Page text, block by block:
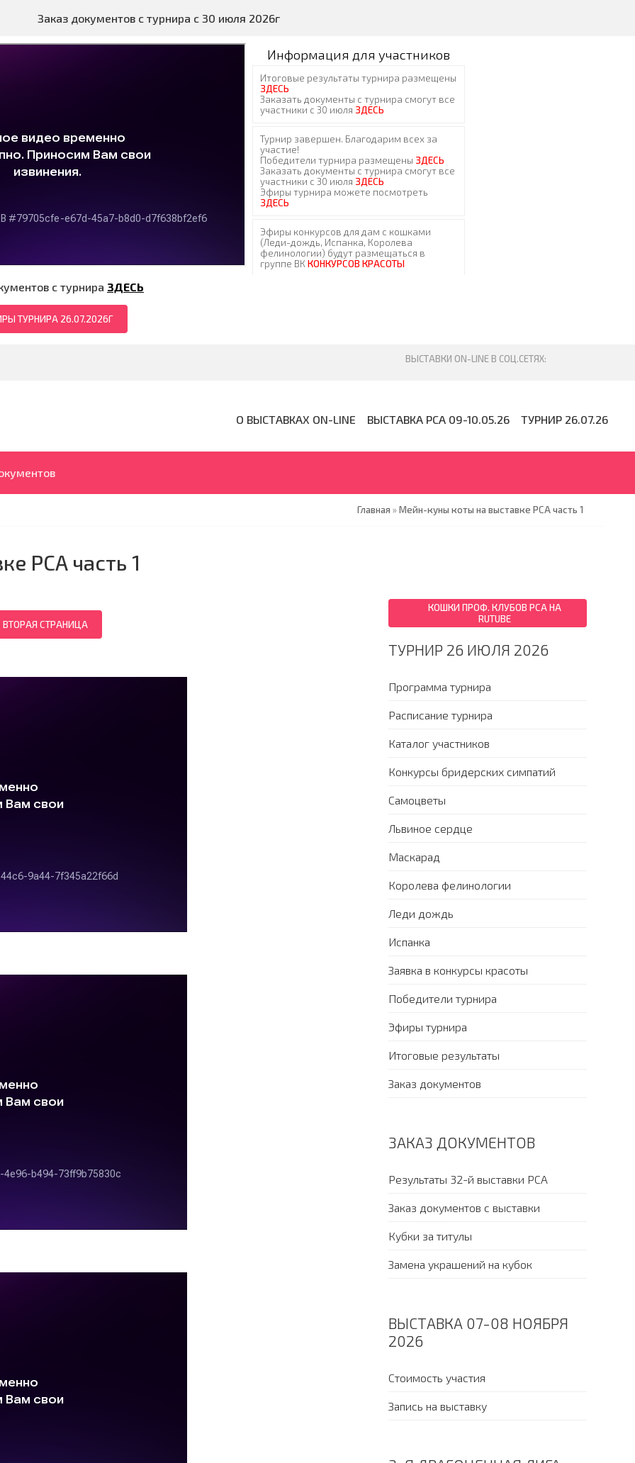
Заказ документов с турнира с 30 июля 2026г
с турнира ЗДЕСЬ
ТУРНИРА 26.07.2026Г
Информация для участников
О ВЫСТАВКАХ ON-LINE ВЫСТАВКА PCA 09-10.05.26 ТУРНИР 26.07.26
Главная »Мейн-куны коты на выставке PCA часть 1
PCA часть 1
ВТОРАЯ СТРАНИЦА
КОШКИ ПРОФ. КЛУБОВ PCA НА
RUTUBE
ТУРНИР 26 ИЮЛЯ 2026
Программа турнира
Расписание турнира
Каталог участников
Конкурсы бридерских симпатий
Самоцветы
Львиное сердце
Маскарад
Королева фелинологии
Леди дождь
Испанка
Заявка в конкурсы красоты
Победители турнира
Эфиры турнира
Итоговые результаты
Заказ документов
ЗАКАЗ ДОКУМЕНТОВ
Результаты 32-й выставки PCA
Заказ документов с выставки
Кубки за титулы
Замена украшений на кубок
ВЫСТАВКА 07-08 НОЯБРЯ
2026
Стоимость участия
Запись на выставку